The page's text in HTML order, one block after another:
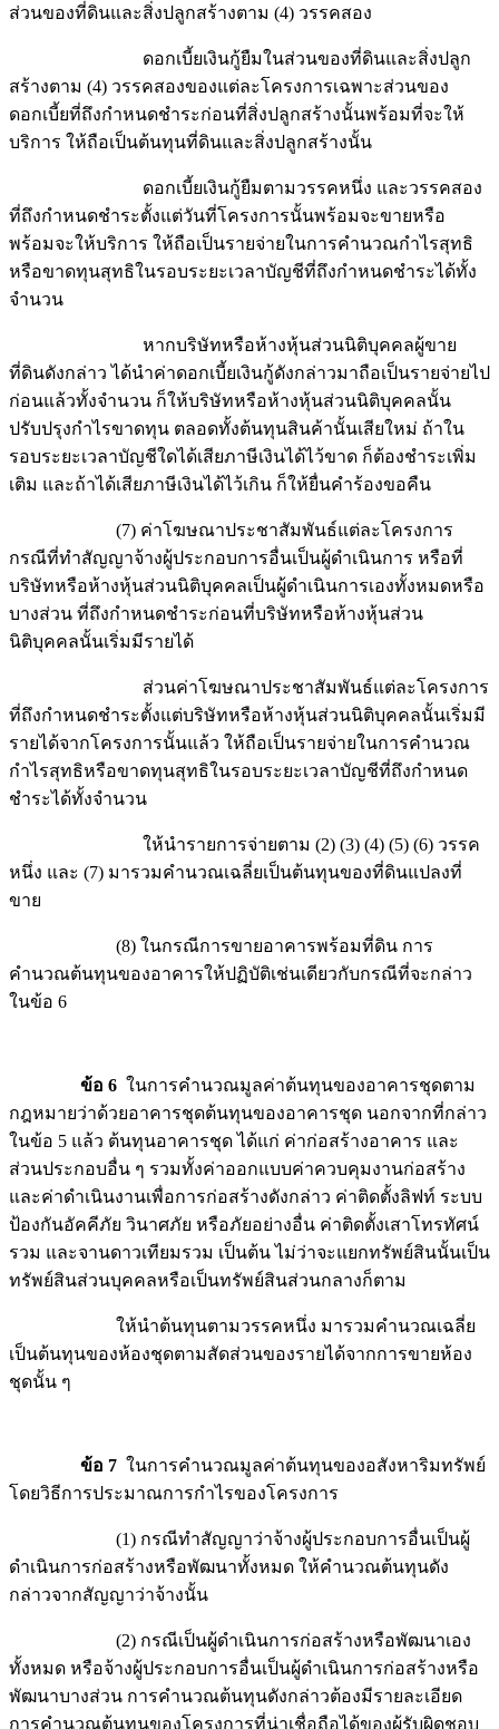
ส่วนของที่ดินและสิ่งปลูกสร้างตาม (4) วรรคสอง
ดอกเบี้ยเงินกู้ยืมในส่วนของที่ดินและสิ่งปลูก
สร้างตาม (4) วรรคสองของแต่ละโครงการเฉพาะส่วนของ
ดอกเบี้ยที่ถึงกำหนดชำระก่อนที่สิ่งปลูกสร้างนั้นพร้อมที่จะให้
บริการ ให้ถือเป็นต้นทุนที่ดินและสิ่งปลูกสร้างนั้น
ดอกเบี้ยเงินกู้ยืมตามวรรคหนึ่ง และวรรคสอง
ที่ถึงกำหนดชำระตั้งแต่วันที่โครงการนั้นพร้อมจะขายหรือ
พร้อมจะให้บริการ ให้ถือเป็นรายจ่ายในการคำนวณกำไรสุทธิ
หรือขาดทุนสุทธิในรอบระยะเวลาบัญชีที่ถึงกำหนดชำระได้ทั้ง
จำนวน
หากบริษัทหรือห้างหุ้นส่วนนิติบุคคลผู้ขาย
ที่ดินดังกล่าว ได้นำค่าดอกเบี้ยเงินกู้ดังกล่าวมาถือเป็นรายจ่ายไป
ก่อนแล้วทั้งจำนวน ก็ให้บริษัทหรือห้างหุ้นส่วนนิติบุคคลนั้น
ปรับปรุงกำไรขาดทุน ตลอดทั้งต้นทุนสินค้านั้นเสียใหม่ ถ้าใน
รอบระยะเวลาบัญชีใดได้เสียภาษีเงินได้ไว้ขาด ก็ต้องชำระเพิ่ม
เติม และถ้าได้เสียภาษีเงินได้ไว้เกิน ก็ให้ยื่นคำร้องขอคืน
(7) ค่าโฆษณาประชาสัมพันธ์แต่ละโครงการ
กรณีที่ทำสัญญาจ้างผู้ประกอบการอื่นเป็นผู้ดำเนินการ หรือที่
บริษัทหรือห้างหุ้นส่วนนิติบุคคลเป็นผู้ดำเนินการเองทั้งหมดหรือ
บางส่วน ที่ถึงกำหนดชำระก่อนที่บริษัทหรือห้างหุ้นส่วน
นิติบุคคลนั้นเริ่มมีรายได้
ส่วนค่าโฆษณาประชาสัมพันธ์แต่ละโครงการ
ที่ถึงกำหนดชำระตั้งแต่บริษัทหรือห้างหุ้นส่วนนิติบุคคลนั้นเริ่มมี
รายได้จากโครงการนั้นแล้ว ให้ถือเป็นรายจ่ายในการคำนวณ
กำไรสุทธิหรือขาดทุนสุทธิในรอบระยะเวลาบัญชีที่ถึงกำหนด
ชำระได้ทั้งจำนวน
ให้นำรายการจ่ายตาม (2) (3) (4) (5) (6) วรรค
หนึ่ง และ (7) มารวมคำนวณเฉลี่ยเป็นต้นทุนของที่ดินแปลงที่
ขาย
(8) ในกรณีการขายอาคารพร้อมที่ดิน การ
คำนวณต้นทุนของอาคารให้ปฏิบัติเช่นเดียวกับกรณีที่จะกล่าว
ในข้อ 6
ข้อ 6 ในการคำนวณมูลค่าต้นทุนของอาคารชุดตาม
กฎหมายว่าด้วยอาคารชุดต้นทุนของอาคารชุด นอกจากที่กล่าว
ในข้อ 5 แล้ว ต้นทุนอาคารชุด ได้แก่ ค่าก่อสร้างอาคาร และ
ส่วนประกอบอื่น ๆ รวมทั้งค่าออกแบบค่าควบคุมงานก่อสร้าง
และค่าดำเนินงานเพื่อการก่อสร้างดังกล่าว ค่าติดตั้งลิฟท์ ระบบ
ป้องกันอัคคีภัย วินาศภัย หรือภัยอย่างอื่น ค่าติดตั้งเสาโทรทัศน์
รวม และจานดาวเทียมรวม เป็นต้น ไม่ว่าจะแยกทรัพย์สินนั้นเป็น
ทรัพย์สินส่วนบุคคลหรือเป็นทรัพย์สินส่วนกลางก็ตาม
ให้นำต้นทุนตามวรรคหนึ่ง มารวมคำนวณเฉลี่ย
เป็นต้นทุนของห้องชุดตามสัดส่วนของรายได้จากการขายห้อง
ชุดนั้น ๆ
ข้อ 7 ในการคำนวณมูลค่าต้นทุนของอสังหาริมทรัพย์
โดยวิธีการประมาณการกำไรของโครงการ
(1) กรณีทำสัญญาว่าจ้างผู้ประกอบการอื่นเป็นผู้
ดำเนินการก่อสร้างหรือพัฒนาทั้งหมด ให้คำนวณต้นทุนดัง
กล่าวจากสัญญาว่าจ้างนั้น
(2) กรณีเป็นผู้ดำเนินการก่อสร้างหรือพัฒนาเอง
ทั้งหมด หรือจ้างผู้ประกอบการอื่นเป็นผู้ดำเนินการก่อสร้างหรือ
พัฒนาบางส่วน การคำนวณต้นทุนดังกล่าวต้องมีรายละเอียด
การคำนวณต้นทุนของโครงการที่น่าเชื่อถือได้ของผู้รับผิดชอบ